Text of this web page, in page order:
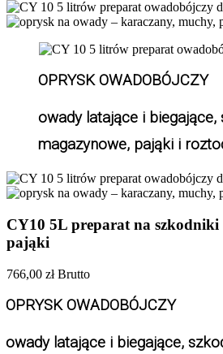
OPRYSK OWADOBÓJCZY
owady latające i biegające,
magazynowe, pająki i
CY10 5L preparat na szkodniki
pająki
766,00 zł Brutto
OPRYSK OWADOBÓJCZY
owady latające i biegające,